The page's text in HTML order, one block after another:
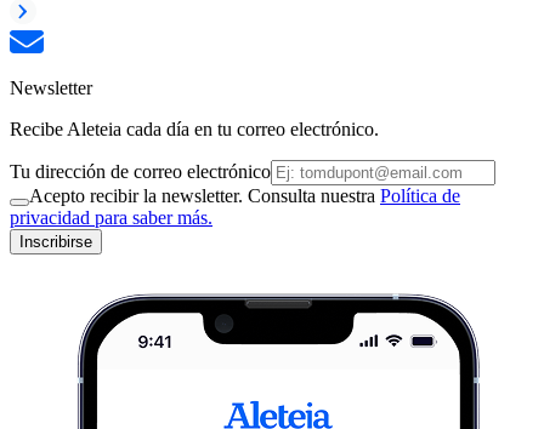
Newsletter
Recibe Aleteia cada día en tu correo electrónico.
Tu dirección de correo electrónico
Acepto recibir la newsletter. Consulta nuestra Política de
privacidad para saber más.
Inscribirse